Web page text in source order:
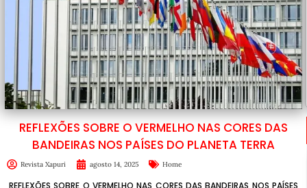
REFLEXÕES SOBRE O VERMELHO NAS CORES DAS
BANDEIRAS NOS PAÍSES DO PLANETA TERRA
Revista Xapuri agosto 14, 2025 Home
REFLEXÕES SOBRE O VERMELHO NAS CORES DAS BANDEIRAS NOS PAÍSES